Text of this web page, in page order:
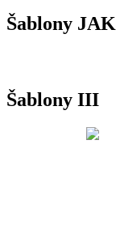
Šablony JAK
Šablony III